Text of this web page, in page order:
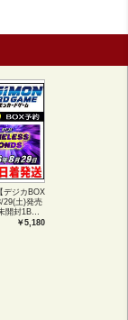
デジカBOX
29(土)発売
開封1BOX
￥5,180